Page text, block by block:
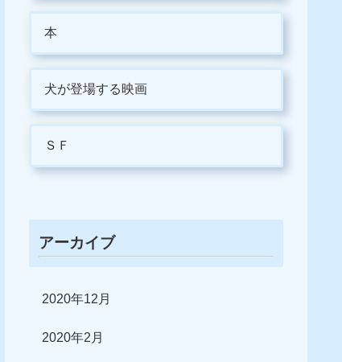
本
犬が登場する映画
ＳＦ
アーカイブ
2020年12月
2020年2月